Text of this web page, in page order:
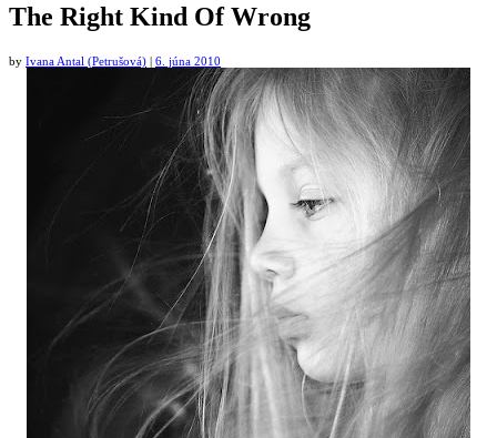
The Right Kind Of Wrong
by Ivana Antal (Petrušová) 6. júna 2010